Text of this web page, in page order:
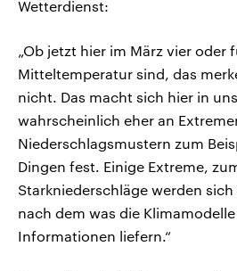
Wetterdienst:
„Ob jetzt hier im März vier oder
Mitteltemperatur sind, das
nicht. Das macht sich hier in
wahrscheinlich eher an
Niederschlagsmustern zum
Dingen fest. Einige Extreme,
Starkniederschläge werden
nach dem was die
Informationen liefern.“